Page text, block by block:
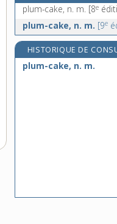
plumette, n. f.
plum-cake, n. m. [8e
plum-cake, n. m. [9e
HISTORIQUE DE
plum-cake, n. m.